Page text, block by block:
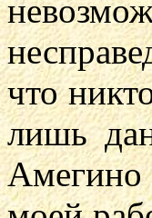
что
лишь
Амегино